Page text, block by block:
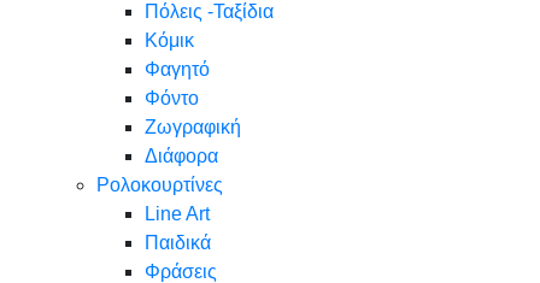
Πόλεις -Ταξίδια
Κόμικ
Φαγητό
Φόντο
Ζωγραφική
Διάφορα
Ρολοκουρτίνες
Line Art
Παιδικά
Φράσεις